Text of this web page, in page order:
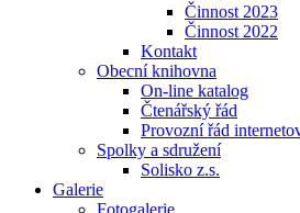
Činnost 2023
Činnost 2022
Kontakt
Obecní knihovna
On-line katalog
Čtenářský řád
Provozní řád
Spolky a sdružení
Solisko z.s.
Galerie
Fotogalerie